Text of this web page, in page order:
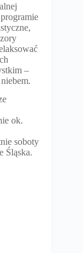
–
ok.
soboty
Śląska.